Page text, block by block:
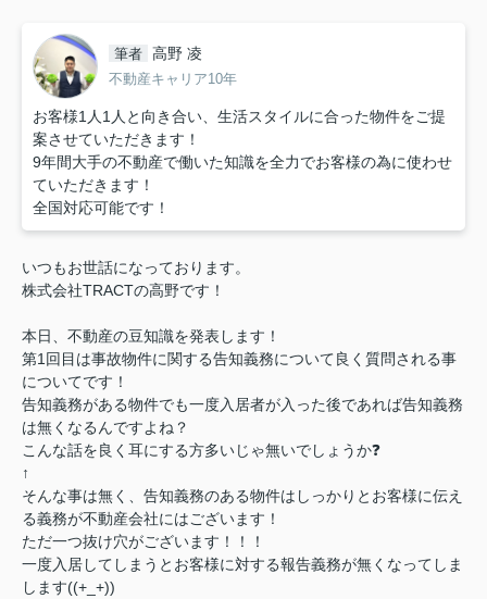
筆者 高野 凌
不動産キャリア10年
お客様1人1人と向き合い、生活スタイルに合った物件をご提
案させていただきます！
9年間大手の不動産で働いた知識を全力でお客様の為に使わせ
ていただきます！
全国対応可能です！
いつもお世話になっております。
株式会社TRACTの高野です！
本日、不動産の豆知識を発表します！
第1回目は事故物件に関する告知義務について良く質問される事
についてです！
告知義務がある物件でも一度入居者が入った後であれば告知義務
は無くなるんですよね？
こんな話を良く耳にする方多いじゃ無いでしょうか❓
↑
そんな事は無く、告知義務のある物件はしっかりとお客様に伝え
る義務が不動産会社にはございます！
ただ一つ抜け穴がございます！！！
一度入居してしまうとお客様に対する報告義務が無くなってしま
します((+_+))